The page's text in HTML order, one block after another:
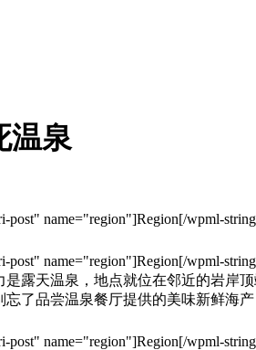
温泉
是露天温泉，地点就位在邻近的岩岸
了品尝温泉餐厅提供的美味新鲜海产